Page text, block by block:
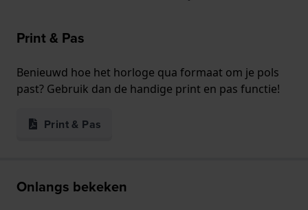
Print & Pas
Benieuwd hoe het horloge qua formaat om je pols
past? Gebruik dan de handige print en pas functie!
Print & Pas
Onlangs bekeken